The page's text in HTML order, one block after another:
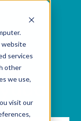
website
services
other
we use,
visit our